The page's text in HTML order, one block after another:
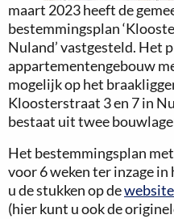
maart 2023 heeft de
bestemmingsplan
Nuland’ vastgesteld. Het
appartementengebouw
mogelijk op het
Kloosterstraat 3 en 7 in
bestaat uit twee
Het bestemmingsplan
voor 6 weken ter inzage
u de stukken op de
(hier kunt u ook de